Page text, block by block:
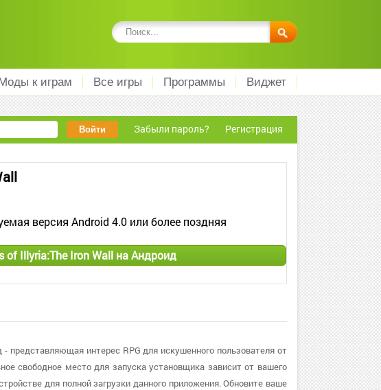
к играм Все игры Программы Виджет
Забыли пароль? Регистрация
версия Android 4.0 или более поздняя
of Illyria:The Iron Wall на Андроид
представляющая интерес RPG для искушенного пользователя от
свободное место для запуска установщика зависит от вашего
для полной загрузки данного приложения. Обновите ваше